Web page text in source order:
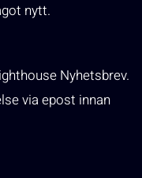
nytt.
Nyhetsbrev.
via epost innan